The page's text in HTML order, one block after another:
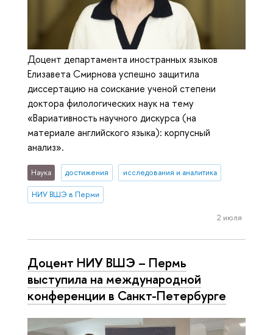
Доцент департамента иностранных языков
Елизавета Смирнова успешно защитила
диссертацию на соискание ученой степени
доктора филологических наук на тему
«Вариативность научного дискурса (на
материале английского языка): корпусный
анализ».
Наука достижения исследования и аналитика
НИУ ВШЭ в Перми
2 июля
Доцент НИУ ВШЭ – Пермь
выступила на международной
конференции в Санкт-Петербурге